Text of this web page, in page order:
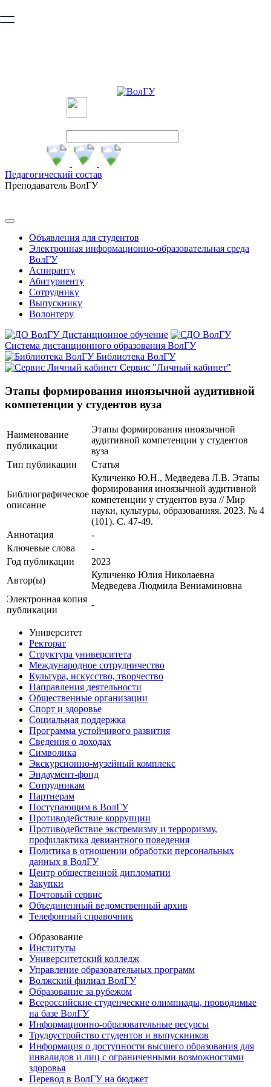
безопасную работу с сайтом. Пожалуйста
Педагогический состав
Преподаватель ВолГУ
Объявления для студентов
Электронная информационно-образовательная среда
ВолГУ
Аспиранту
Абитуриенту
Сотруднику
Выпускнику
Волонтеру
Дистанционное обучение
Система дистанционного образования ВолГУ
Библиотека ВолГУ
Сервис "Личный кабинет"
Этапы формирования иноязычной аудитивной
компетенции у студентов вуза
Наименование
публикации
Этапы формирования иноязычной
аудитивной компетенции у студентов
вуза
Тип публикации
Статья
Библиографическое
описание
Куличенко Ю.Н., Медведева Л.В. Этапы
формирования иноязычной аудитивной
компетенции у студентов вуза // Мир
науки, культуры, образованияя. 2023. № 4
(101). С. 47-49.
Аннотация
-
Ключевые cлова
-
Год публикации
2023
Автор(ы)
Куличенко Юлия Николаевна
Медведева Людмила Вениаминовна
Электронная копия
публикации
-
Университет
Ректорат
Структура университета
Международное сотрудничество
Культура, искусство, творчество
Направления деятельности
Общественные организации
Спорт и здоровье
Социальная поддержка
Программа устойчивого развития
Сведения о доходах
Символика
Экскурсионно-музейный комплекс
Эндаумент-фонд
Сотрудникам
Партнерам
Поступающим в ВолГУ
Противодействие коррупции
Противодействие экстремизму и терроризму,
профилактика девиантного поведения
Политика в отношении обработки персональных
данных в ВолГУ
Центр общественной дипломатии
Закупки
Почтовый сервис
Объединенный ведомственный архив
Телефонный справочник
Образование
Институты
Университетский колледж
Управление образовательных программ
Волжский филиал ВолГУ
Образование за рубежом
Всероссийские студенческие олимпиады, проводимые
на базе ВолГУ
Информационно-образовательные ресурсы
Трудоустройство студентов и выпускников
Информация о доступности высшего образования для
инвалидов и лиц с ограниченными возможностями
здоровья
Перевод в ВолГУ на бюджет